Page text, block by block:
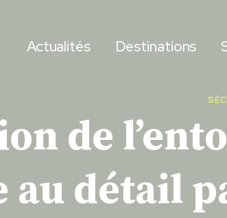
Actualités Destinations
de
au détail